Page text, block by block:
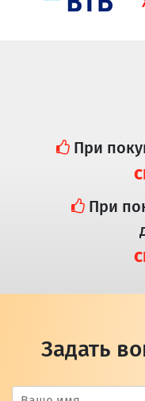
При
При
Задать